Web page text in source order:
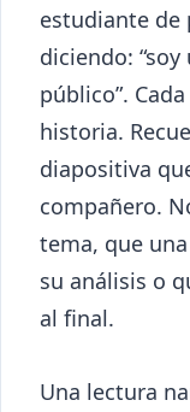
estudiante de
diciendo:
público”.
historia.
diapositiva
compañero.
tema, que
su análisis o
al final.
Una lectura